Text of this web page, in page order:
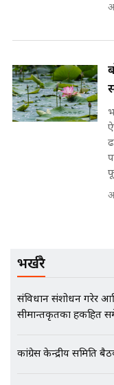
भर्खरै
संविधान संशोधन गरेर
सीमान्तकृतका हकहित
कांग्रेस केन्द्रीय समिति